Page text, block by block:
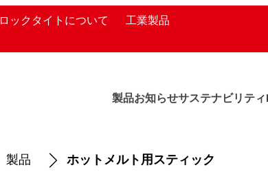
ロックタイトについて
工業製品
製品お知らせサステナビリティ
製品 ホットメルト用スティック